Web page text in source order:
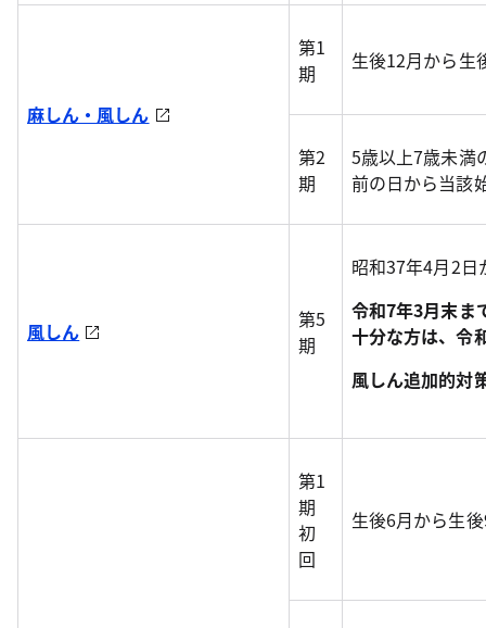
麻しん・風しん
第1
期
生後12月から生
第2
期
5歳以上7歳未満
前の日から当該
風しん
第5
期
昭和37年4月2日
令和7年3月末ま
十分な方は、令
風しん追加的対
第1
期
初
回
生後6月から生